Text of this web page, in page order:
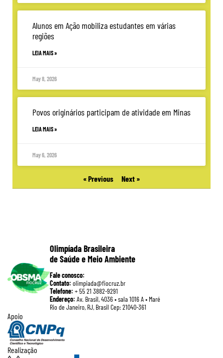
Alunos em Ação mobiliza estudantes em várias
regiões
LEIA MAIS »
May 8, 2026
Povos originários participam de atividade em Minas
LEIA MAIS »
May 6, 2026
« Previous Next »
Olimpíada Brasileira
de Saúde e Meio Ambiente
Fale conosco:
Contato: olimpiada@fiocruz.br
Telefone: + 55 21 3882-9291
Endereço: Av. Brasil, 4036 • sala 1016 A • Maré
Rio de Janeiro, RJ, Brasil Cep: 21040-361
Apoio
Realização